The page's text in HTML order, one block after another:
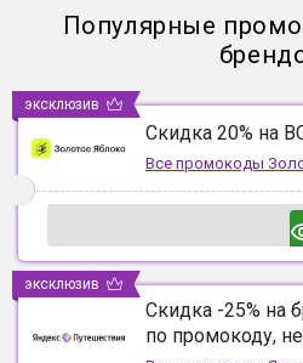
Популярные
Скидка 20% на
Все промокоды
эксклюзив
Скидка -25% на
по промокоду,
эксклюзив